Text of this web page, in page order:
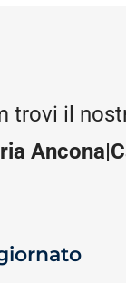
trovi il